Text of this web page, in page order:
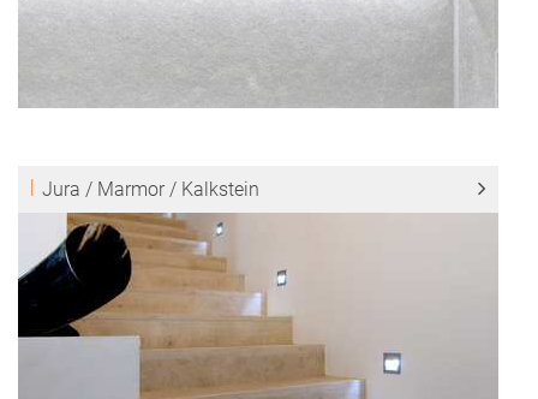
Jura / Marmor / Kalkstein